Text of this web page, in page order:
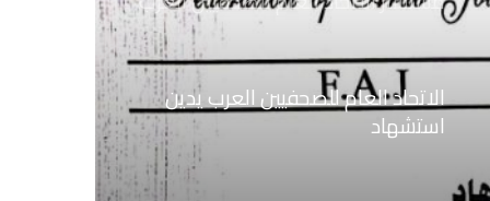
الاتحاد العام للصحفيين العرب يدين
استشهاد
ثلاثة صحفيين فلسطينيين باستهداف